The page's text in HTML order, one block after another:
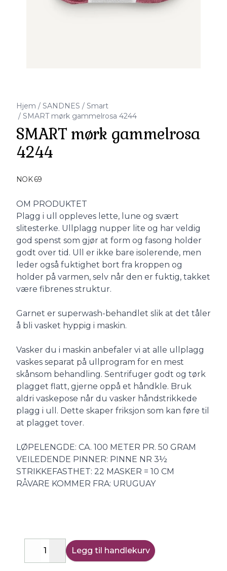
Hjem / SANDNES / Smart
/ SMART mørk gammelrosa 4244
SMART mørk gammelrosa
4244
NOK 69
Description
OM PRODUKTET
Plagg i ull oppleves lette, lune og svært
slitesterke. Ullplagg nupper lite og har veldig
god spenst som gjør at form og fasong holder
godt over tid. Ull er ikke bare isolerende, men
leder også fuktighet bort fra kroppen og
holder på varmen, selv når den er fuktig, takket
være fibrenes struktur.
Garnet er superwash-behandlet slik at det tåler
å bli vasket hyppig i maskin.
Vasker du i maskin anbefaler vi at alle ullplagg
vaskes separat på ullprogram for en mest
skånsom behandling. Sentrifuger godt og tørk
plagget flatt, gjerne oppå et håndkle. Bruk
aldri vaskepose når du vasker håndstrikkede
plagg i ull. Dette skaper friksjon som kan føre til
at plagget tover.
LØPELENGDE: CA. 100 METER PR. 50 GRAM
VEILEDENDE PINNER: PINNE NR 3½
STRIKKEFASTHET: 22 MASKER = 10 CM
RÅVARE KOMMER FRA: URUGUAY
DecreaseIncrease
Legg til handlekurv